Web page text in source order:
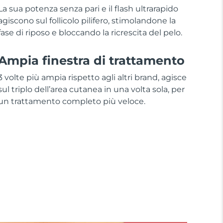
sua potenza senza pari e il flash ultrarapido
sul follicolo pilifero, stimolandone la
di riposo e bloccando la ricrescita del pelo.
finestra di trattamento
volte più ampia rispetto agli altri brand, agisce
triplo dell’area cutanea in una volta sola, per
trattamento completo più veloce.